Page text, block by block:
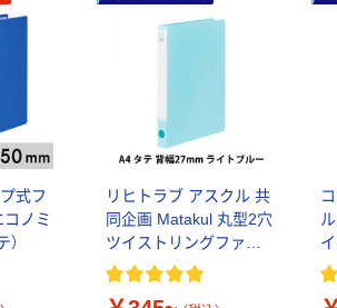
式フ
ノミ
リヒトラブ アスクル 共
同企画 Matakul 丸型2穴
ツイストリングファイ
ル A4タテ